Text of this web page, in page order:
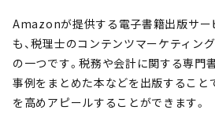
Amazonが提供する電子書籍出版サー
も、税理士のコンテンツマーケティン
の一つです。税務や会計に関する専門
事例をまとめた本などを出版すること
を高めアピールすることができます。